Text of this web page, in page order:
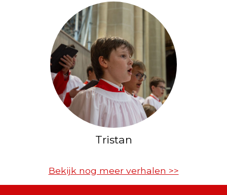
Tristan
Bekijk nog meer verhalen >>